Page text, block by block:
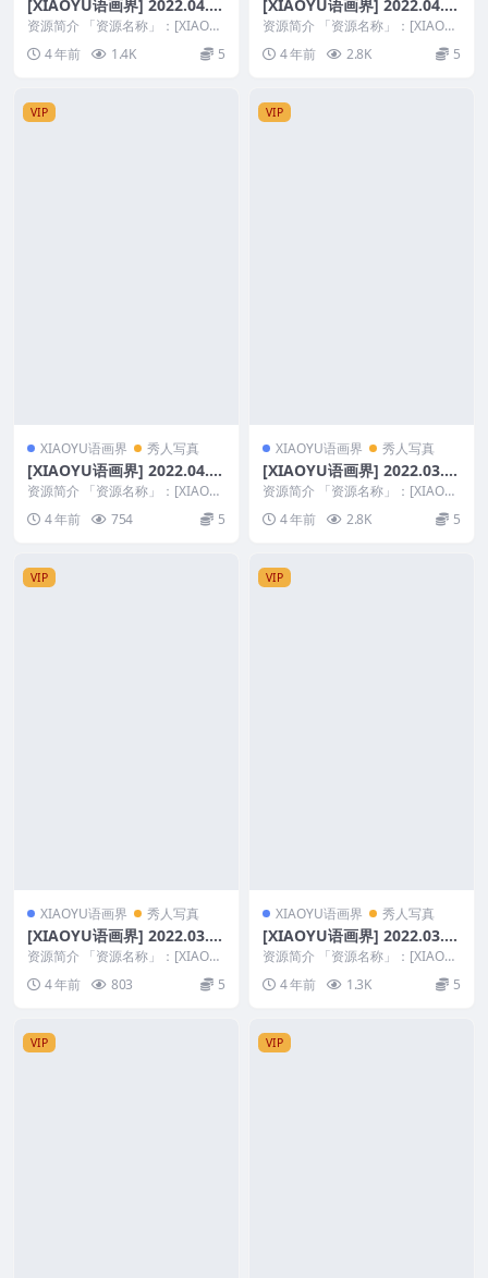
[XIAOYU语画界] 2022.04.0
6 VOL.751 梦心玥 [75+1P]
资源简介 「资源名称」：[XIAOY
4 年前 1.4K 5
[XIAOYU语画界] 2022.04.0
2 VOL.750 杨晨晨Yome [78
+1P]
资源简介 「资源名称」：[XIAOY
4 年前 2.8K 5
VIP
XIAOYU语画界 秀人写真
[XIAOYU语画界] 2022.04.0
1 VOL.749 芝芝Booty [80+1
P]
资源简介 「资源名称」：[XIAOY
4 年前 754 5
VIP
XIAOYU语画界 秀人写真
[XIAOYU语画界] 2022.03.3
1 VOL.748 梦心玥 [78+1P]
资源简介 「资源名称」：[XIAOY
4 年前 2.8K 5
VIP
XIAOYU语画界 秀人写真
[XIAOYU语画界] 2022.03.2
5 VOL.744 杨晨晨Yome [70
+1P]
资源简介 「资源名称」：[XIAOY
4 年前 803 5
VIP
XIAOYU语画界 秀人写真
[XIAOYU语画界] 2022.03.2
4 VOL.743 王馨瑶yanni [75
+1P]
资源简介 「资源名称」：[XIAOY
4 年前 1.3K 5
VIP VIP